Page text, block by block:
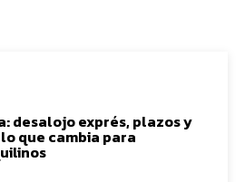
desalojo exprés, plazos y
que cambia para